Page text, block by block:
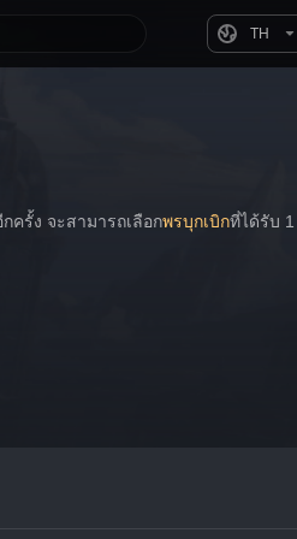
TH
ครั้ง จะสามารถเลือกพรบุกเบิกที่ได้รับ 1